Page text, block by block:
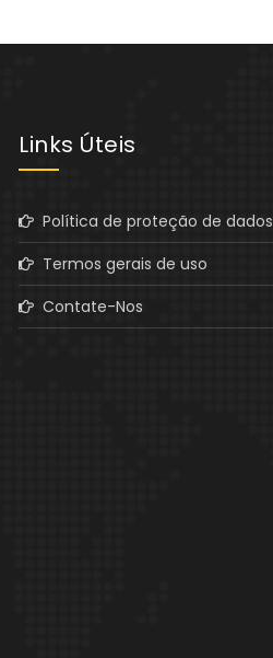
Links Úteis
Política de proteção de dados
Termos gerais de uso
Contate-Nos